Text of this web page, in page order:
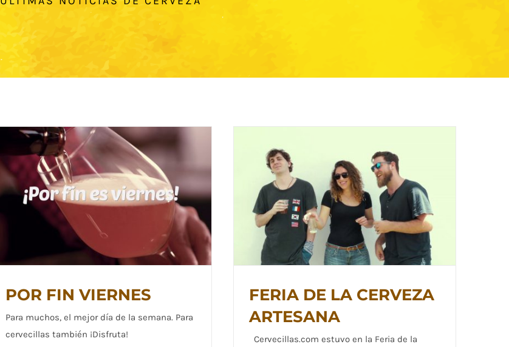
POR FIN VIERNES
Para muchos, el mejor día de la semana. Para
cervecillas también ¡Disfruta!
FERIA DE LA CERVEZA
ARTESANA
Cervecillas.com estuvo en la Feria de la